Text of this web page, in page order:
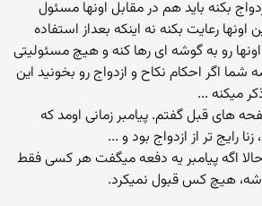
بكنه باید هم در مقابل اونها مسئول
رعایت بكنه نه اینكه بعداز استفاده
رو به گوشه ای رها كنه و هیچ مسئولیتی
شما اگر احكام نكاح و ازدواج رو بخونید این
میكنه ...
های قبل گفتم. پیامبر زمانی اومد كه
رایج تر از ازدواج بود و ...
حالا اگه پیامبر یه دفعه میگفت هر كسی فقط
هیچ كس قبول نمیكرد.